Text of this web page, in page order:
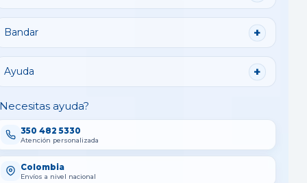
Bandar
Ayuda
ayuda?
350 482 5330
Atención personalizada
Colombia
Envíos a nivel nacional